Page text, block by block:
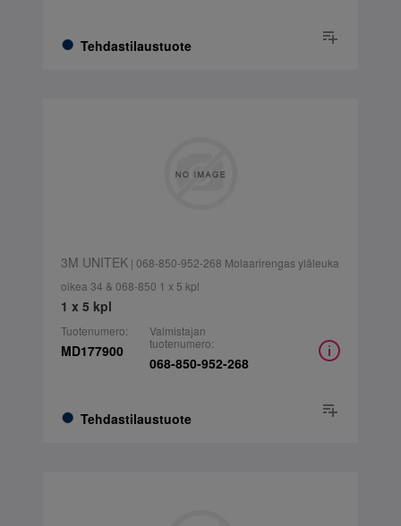
Tehdastilaustuote
3M UNITEK| 068-850-952-268 Molaarirengas yläleuka
oikea 34 & 068-850 1 x 5 kpl
1 x 5 kpl
Tuotenumero:
MD177900
Tehdastilaustuote
Valmistajan
tuotenumero:
068-850-952-268